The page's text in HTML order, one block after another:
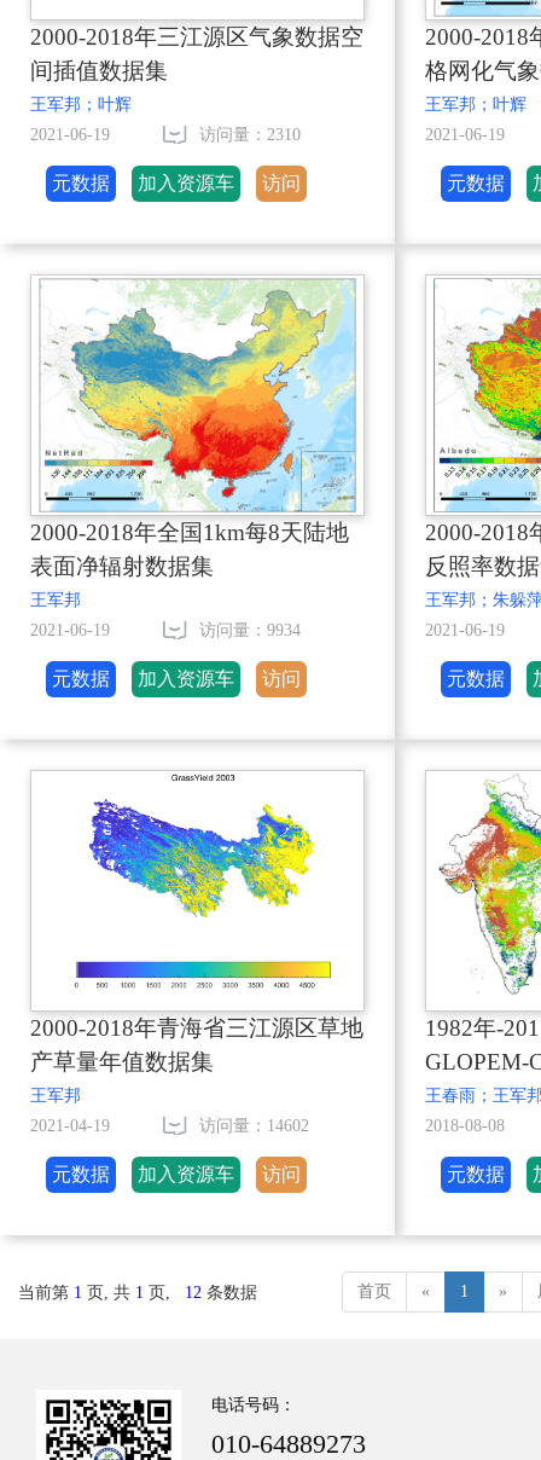
2000-2018年三江源区气象数据空
间插值数据集
王军邦；叶辉
2021-06-19
访问量：2310
元数据 加入资源车 访问
2000-2018
格网化气
王军邦；叶辉
2021-06-19
元数据
2000-2018年全国1km每8天陆地
表面净辐射数据集
王军邦
2021-06-19
访问量：9934
元数据 加入资源车 访问
2000-2018
反照率数
王军邦；朱躲
2021-06-19
元数据
2000-2018年青海省三江源区草地
产草量年值数据集
王军邦
2021-04-19
访问量：14602
元数据 加入资源车 访问
1982年-
GLOPEM-
量数据集
王春雨；王军
2018-08-08
元数据
当前第 1 页, 共 1 页, 12 条数据 首页 « 1 »
电话号码：
010-64889273